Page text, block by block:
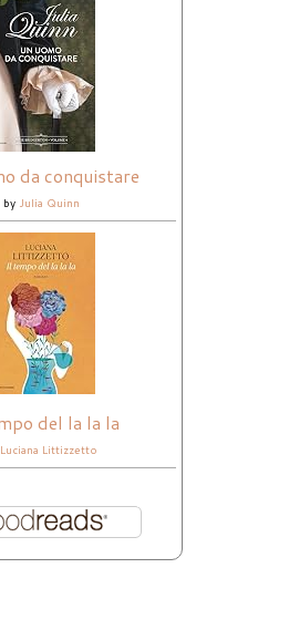
da conquistare
by Julia Quinn
del la la la
Luciana Littizzetto